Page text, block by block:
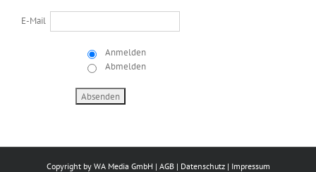
E-Mail
Anmelden
Abmelden
Copyright by WA Media GmbH | AGB| Datenschutz| Impressum